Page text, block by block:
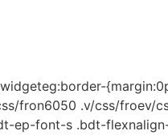
fron6050 .v/css/froev/
ep-font-s .bdt-